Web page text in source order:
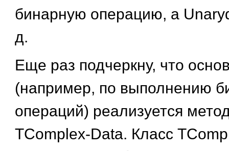
бинарную операцию, a
д.
Еще раз подчеркну, что
(например, по выполнению
операций) реализуется
TComplex-Data. Класс